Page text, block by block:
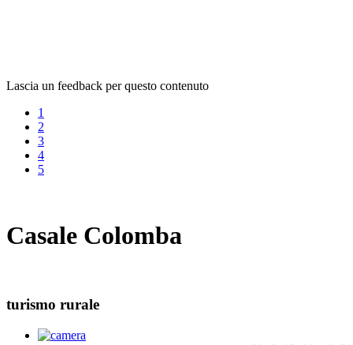
Lascia un feedback per questo contenuto
1
2
3
4
5
Casale Colomba
turismo rurale